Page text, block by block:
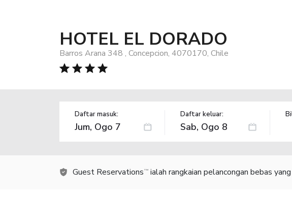
HOTEL EL DORADO
Barros Arana 348 , Concepcion, 4070170, Chile
Daftar masuk: Daftar keluar:
Guest Reservations TM ialah rangkaian pelancongan bebas